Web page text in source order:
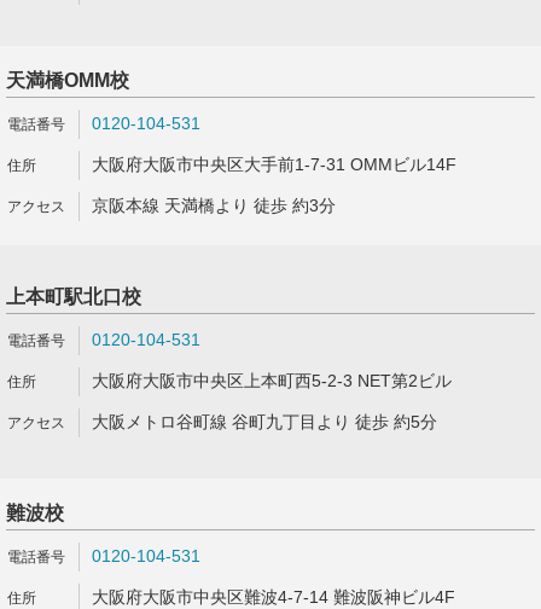
天満橋OMM校
0120-104-531
大阪府大阪市中央区大手前1-7-31 OMMビル14F
京阪本線 天満橋より 徒歩 約3分
上本町駅北口校
0120-104-531
大阪府大阪市中央区上本町西5-2-3 NET第2ビル
大阪メトロ谷町線 谷町九丁目より 徒歩 約5分
難波校
0120-104-531
大阪府大阪市中央区難波4-7-14 難波阪神ビル4F